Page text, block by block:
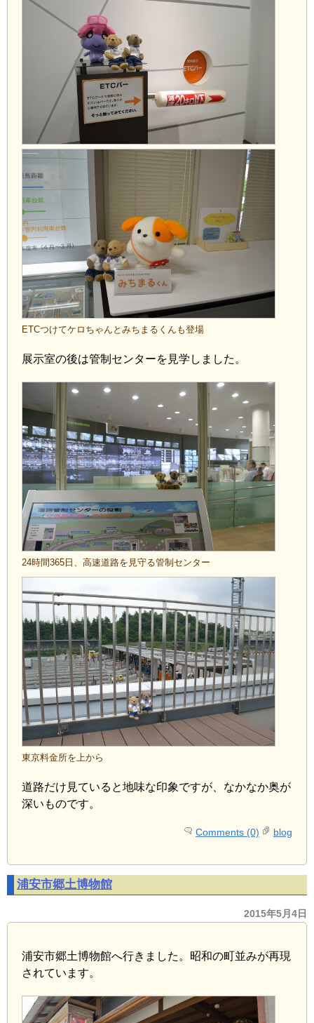
ETCつけてケロちゃんとみちまるくんも登場
展示室の後は管制センターを見学しました。
24時間365日、高速道路を見守る管制センター
東京料金所を上から
道路だけ見ていると地味な印象ですが、なかなか奥が
深いものです。
Comments (0) blog
浦安市郷土博物館
2015年5月4日
浦安市郷土博物館へ行きました。昭和の町並みが再現
されています。